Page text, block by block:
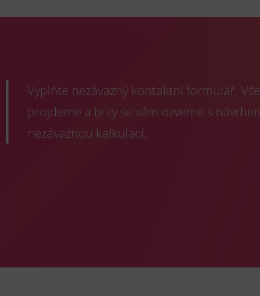
Vyplňte nezávazný kontaktní formulář.
projdeme a brzy se vám ozveme s
nezávaznou kalkulací.